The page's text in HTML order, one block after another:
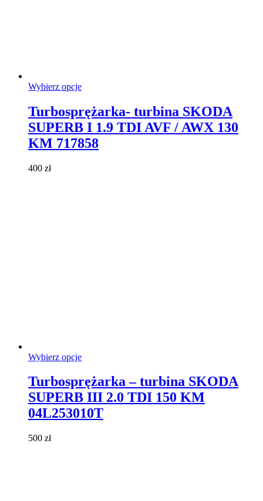
Wybierz opcjeTen
wiele
wariantów.
Opcje
można
Turbosprężarka- turbina SKODA
SUPERB I 1.9 TDI AVF / AWX 130
KM 717858
400 zł
Wybierz opcjeTen
ma
wiele
wariantów.
Opcje
można
Turbosprężarka – turbina SKODA
SUPERB III 2.0 TDI 150 KM
04L253010T
500 zł